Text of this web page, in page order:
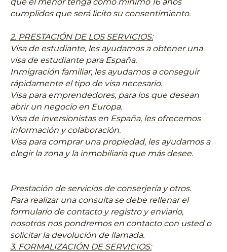
cumplidos que será licito su consentimiento.
2. PRESTACIÓN DE LOS SERVICIOS:
Visa de estudiante, les ayudamos a obtener una
visa de estudiante para España.
Inmigración familiar, les ayudamos a conseguir
rápidamente el tipo de visa necesario.
Visa para emprendedores, para los que desean
abrir un negocio en Europa.
Visa de inversionistas en España, les ofrecemos
información y colaboración.
Visa para comprar una propiedad, les ayudamos a
elegir la zona y la inmobiliaria que más desee.
Prestación de servicios de conserjería y otros.
Para realizar una consulta se debe rellenar el
formulario de contacto y registro y enviarlo,
nosotros nos pondremos en contacto con usted o
solicitar la devolución de llamada.
3. FORMALIZACIÓN DE SERVICIOS: